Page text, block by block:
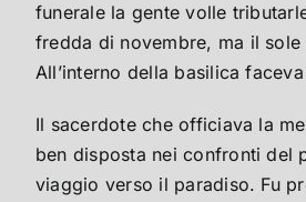
funerale la gente volle
fredda di novembre, ma il
All’interno della basilica
Il sacerdote che officiava la
ben disposta nei confronti del
viaggio verso il paradiso. Fu